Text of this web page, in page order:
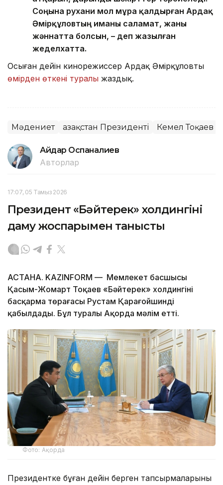
Соңына рухани мол мұра қалдырған Ардақ
Әмірқұловтың иманы саламат, жаны
жәннатта болсын, – деп жазылған
жеделхатта.
Осыған дейін кинорежиссер Ардақ Әмірқұловтың
өмірден өткені туралы жаздық.
Мәдениет Қазақстан Президенті Кемел Тоқаев
Айдар Оспаналиев
Авторлар
17:07, 05 Тамыз 2026
Президент «Бәйтерек» холдингінің
даму жоспарымен танысты
АСТАНА. KAZINFORM — Мемлекет басшысы
Қасым-Жомарт Тоқаев «Бәйтерек» холдингінің
басқарма төрағасы Рустам Қарағойшинді
қабылдады. Бұл туралы Ақорда мәлім етті.
Фото: Ақорда
Президентке бұған дейін берген тапсырмаларының